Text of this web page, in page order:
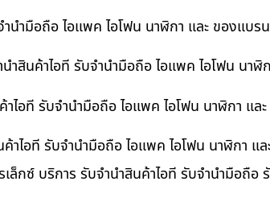
นำมือถือ ไอแพค ไอโฟน นาฬิกา และ ของแบร
ำสินค้าไอที รับจำนำมือถือ ไอแพค ไอโฟน นา
าไอที รับจำนำมือถือ ไอแพค ไอโฟน นาฬิกา แ
าไอที รับจำนำมือถือ ไอแพค ไอโฟน นาฬิกา แ
ล็กซ์ บริการ รับจำนำสินค้าไอที รับจำนำมือถือ